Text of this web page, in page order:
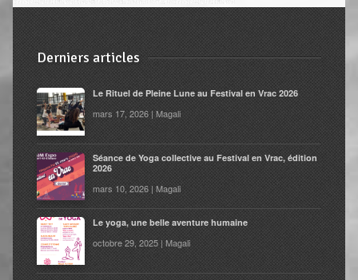
Derniers articles
Le Rituel de Pleine Lune au Festival en Vrac 2026
mars 17, 2026 | Magali
Séance de Yoga collective au Festival en Vrac, édition
2026
mars 10, 2026 | Magali
Le yoga, une belle aventure humaine
octobre 29, 2025 | Magali